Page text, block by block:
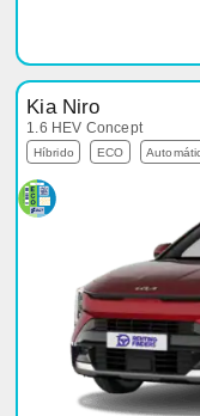
Kia Niro
1.6 HEV Concept
Híbrido ECO